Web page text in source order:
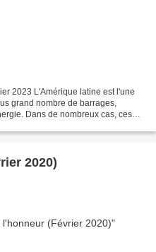
2023 L'Amérique latine est l'une
grand nombre de barrages,
Dans de nombreux cas, ces
2020)